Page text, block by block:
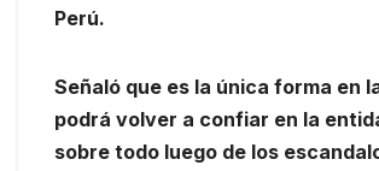
Perú.
Señaló que es la única forma en
podrá volver a confiar en la
sobre todo luego de los